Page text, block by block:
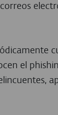
el